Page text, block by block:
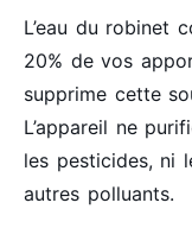
L’eau du robinet
20% de vos
supprime cette
L’appareil ne
les pesticides, ni
autres polluants.